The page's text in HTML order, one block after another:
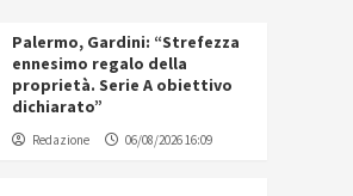
Palermo, Gardini: “Strefezza
ennesimo regalo della
proprietà. Serie A obiettivo
dichiarato”
Redazione 06/08/2026 16:09